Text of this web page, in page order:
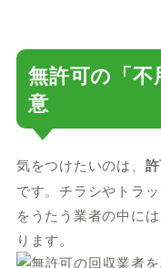
無許可の「
意
気をつけたいのは、
です。チラシやトラ
をうたう業者の中に
ります。